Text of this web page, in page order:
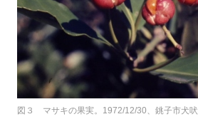
図３ マサキの果実。1972/12/30、銚子市犬吠